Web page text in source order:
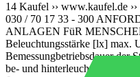
14 Kaufel ›› www.kaufel.de ››
030 / 70 17 33 - 300
ANLAGEN FüR
Beleuchtungsstärke [lx] max.
Bemessungbetriebsdauer der
be- und hinterleuchtete